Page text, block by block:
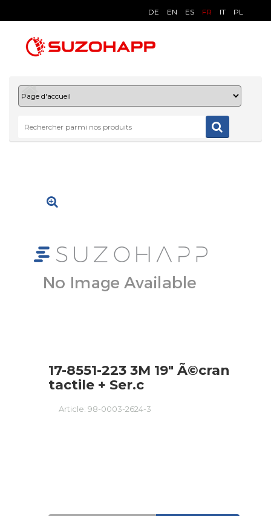
DE EN ES FR IT PL
17-8551-223 3M 19" Ã©cran
tactile + Ser.c
Article: 98-0003-2624-3